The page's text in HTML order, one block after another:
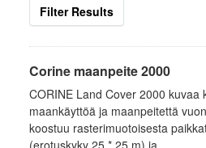
Filter Results
Corine maanpeite 2000
CORINE Land Cover 2000 kuvaa
maankäyttöä ja maanpeitettä
koostuu rasterimuotoisesta
(erotuskyky 25 * 25 m) ja...